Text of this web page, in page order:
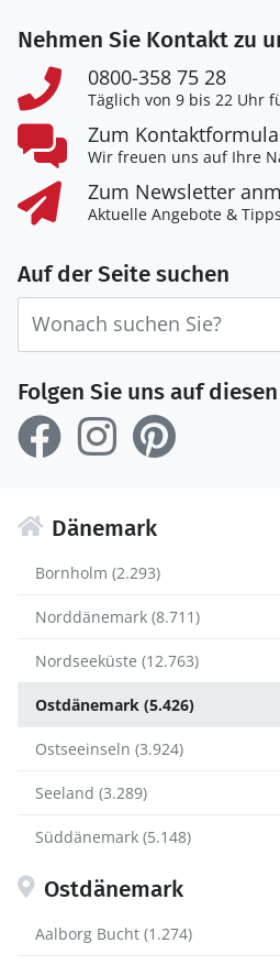
Nehmen Sie Kontakt zu
0800-358 75 28
Täglich von 9 bis 22 Uhr
Zum
Wir freuen uns auf Ihre
Zum Newsletter
Aktuelle Angebote &
Auf der Seite suchen
Folgen Sie uns auf
Dänemark
Bornholm (2.293)
Norddänemark (8.711)
Nordseeküste (12.763)
Ostdänemark (5.426)
Ostseeinseln (3.924)
Seeland (3.289)
Süddänemark (5.148)
Ostdänemark
Aalborg Bucht (1.274)